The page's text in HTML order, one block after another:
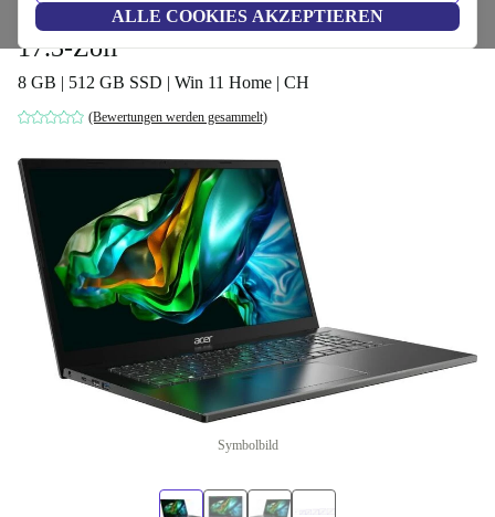
ALLE COOKIES AKZEPTIEREN
Acer Aspire 5 A517-58M | i3-1315U |
17.3-Zoll
8 GB | 512 GB SSD | Win 11 Home | CH
(Bewertungen werden gesammelt)
Symbolbild